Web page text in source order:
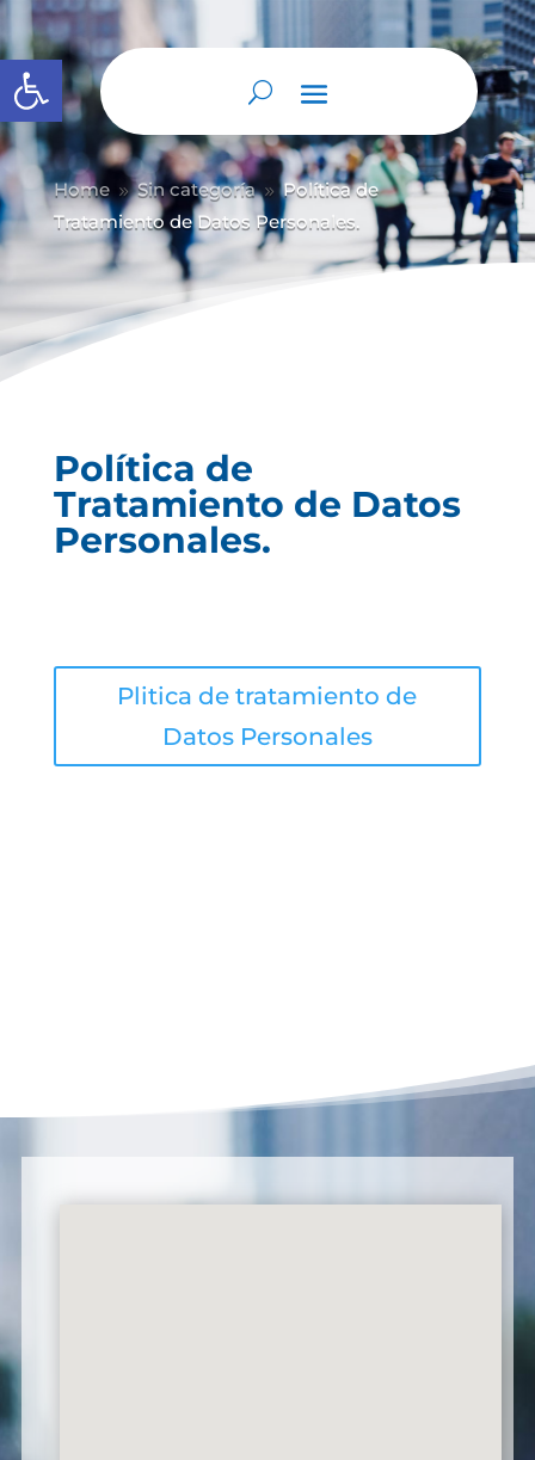
Abrir barra de herramientas
Home 9 Sin categoría 9 Política de
Tratamiento de Datos Personales.
Política de
Tratamiento de Datos
Personales.
Plitica de tratamiento de
Datos Personales